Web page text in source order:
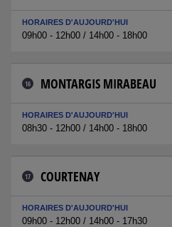
HORAIRES D'AUJOURD'HUI
09h00 - 12h00 / 14h00 - 18h00
16 MONTARGIS MIRABEAU
HORAIRES D'AUJOURD'HUI
08h30 - 12h00 / 14h00 - 18h00
17 COURTENAY
HORAIRES D'AUJOURD'HUI
09h00 - 12h00 / 14h00 - 17h30